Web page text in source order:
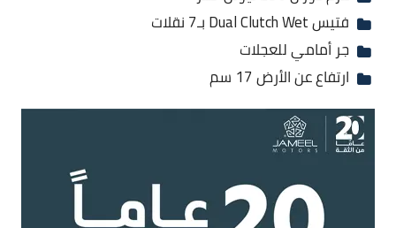
فتيس Dual Clutch Wet بـ7 نقلات
جر أمامي للعجلات
ارتفاع عن الأرض 17 سم